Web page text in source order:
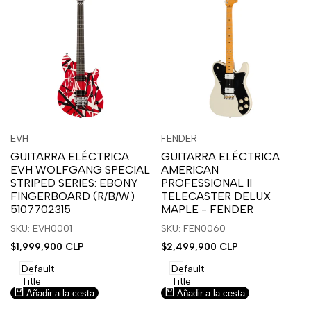
sesión
para
usar
la
lista
deseos.
para
usar
Compare
Proveedor:
EVH
GUITARRA ELÉCTRICA
EVH WOLFGANG SPECIAL
STRIPED SERIES: EBONY
FINGERBOARD (R/B/W)
5107702315
SKU: EVH0001
Precio
venta
$1,999,900 CLP
Default
Title
Añadir a la cesta
sesión
para
usar
la
lista
deseos.
sesión
para
usar
Compare
Vista
Proveedor:
FENDER
GUITARRA ELÉCTRICA
AMERICAN
PROFESSIONAL II
TELECASTER DELUX
MAPLE - FENDER
SKU: FEN0060
Precio
venta
$2,499,900 CLP
Default
Title
Añadir a la cesta